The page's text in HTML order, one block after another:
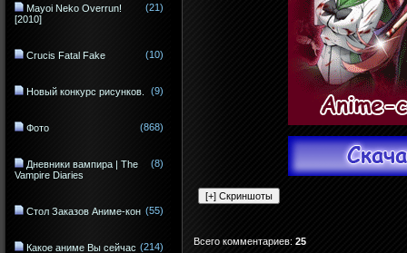
Mayoi Neko Overrun!
[2010]
(21)
Crucis Fatal Fake (10)
Новый конкурс рисунков. (9)
Фото (868)
Дневники вампира | The
Vampire Diaries
(8)
Стол Заказов Аниме-кон (55)
Какое аниме Вы сейчас (214) Всего комментариев: 25